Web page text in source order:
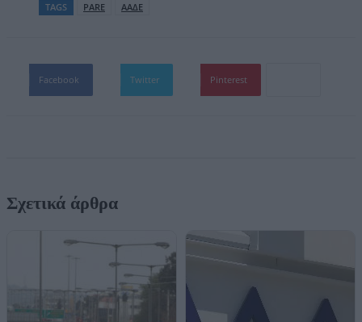
TAGS PARE ΑΑΔΕ
Facebook Twitter Pinterest
Σχετικά άρθρα